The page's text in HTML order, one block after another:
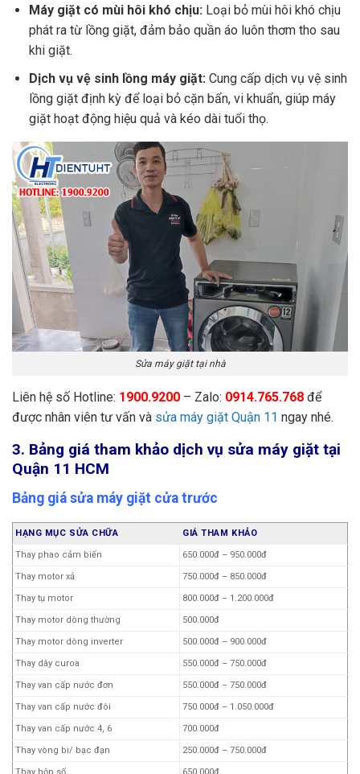
Máy giặt có mùi hôi khó chịu:Loại bỏ mùi hôi khó chịu
phát ra từ lồng giặt, đảm bảo quần áo luôn thơm tho sau
khi giặt.
Dịch vụ vệ sinh lồng máy giặt:Cung cấp dịch vụ vệ sinh
lồng giặt định kỳ để loại bỏ cặn bẩn, vi khuẩn, giúp máy
giặt hoạt động hiệu quả và kéo dài tuổi thọ.
Sửa máy giặt tại nhà
Liên hệ số Hotline: 1900.9200 – Zalo: 0914.765.768 để
được nhân viên tư vấn và sửa máy giặt Quận 11 ngay nhé.
3. Bảng giá tham khảo dịch vụ sửa máy giặt tại
Quận 11 HCM
Bảng giá sửa máy giặt cửa trước
HẠNG MỤC SỬA CHỮA GIÁ THAM KHẢO
Thay phao cảm biến 650.000đ – 950.000đ
Thay motor xả 750.000đ – 850.000đ
Thay tụ motor 800.000đ – 1.200.000đ
Thay motor dòng thường 500.000đ
Thay motor dòng inverter 500.000đ – 900.000đ
Thay dây curoa 550.000đ – 750.000đ
Thay van cấp nước đơn 550.000đ – 750.000đ
Thay van cấp nước đôi 750.000đ – 1.050.000đ
Thay van cấp nước 4, 6 700.000đ
Thay vòng bi/ bạc đạn 250.000đ – 750.000đ
Thay hộp số 650.000đ